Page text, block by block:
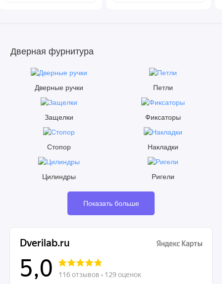
Дверная фурнитура
Дверные ручки Петли
Защелки Фиксаторы
Стопор Накладки
Цилиндры Ригели
Показать больше